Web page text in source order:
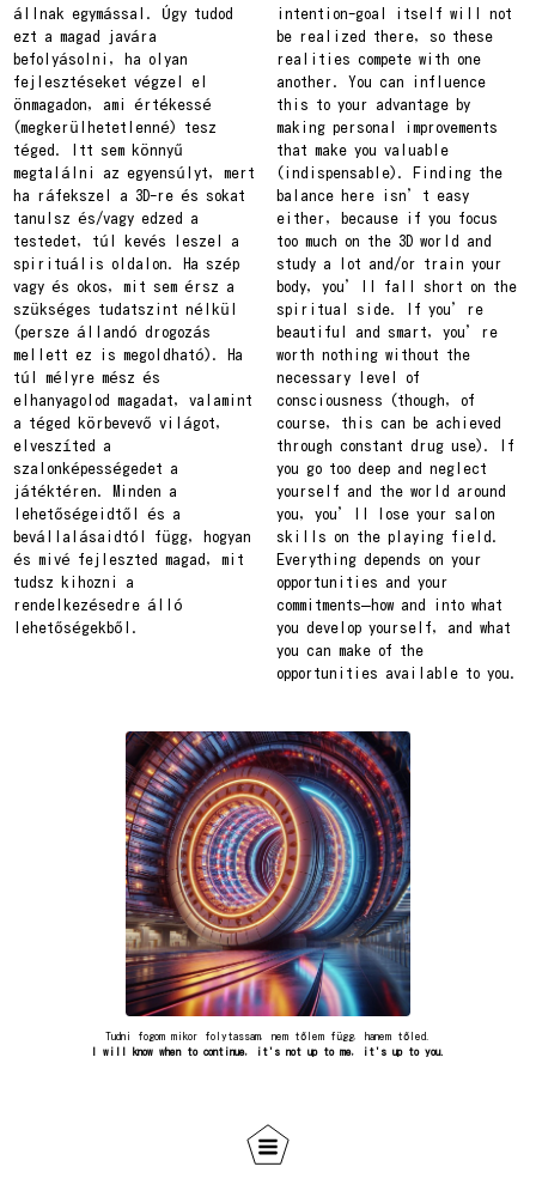
állnak egymással. Úgy tudod
ezt a magad javára
befolyásolni, ha olyan
fejlesztéseket végzel el
önmagadon, ami értékessé
(megkerülhetetlenné) tesz
téged. Itt sem könnyű
megtalálni az egyensúlyt, mert
ha ráfekszel a 3D-re és sokat
tanulsz és/vagy edzed a
testedet, túl kevés leszel a
spirituális oldalon. Ha szép
vagy és okos, mit sem érsz a
szükséges tudatszint nélkül
(persze állandó drogozás
mellett ez is megoldható). Ha
túl mélyre mész és
elhanyagolod magadat, valamint
a téged körbevevő világot,
elveszíted a
szalonképességedet a
játéktéren. Minden a
lehetőségeidtől és a
bevállalásaidtól függ, hogyan
és mivé fejleszted magad, mit
tudsz kihozni a
rendelkezésedre álló
lehetőségekből.
intention-goal itself will not
be realized there, so these
realities compete with one
another. You can influence
this to your advantage by
making personal improvements
that make you valuable
(indispensable). Finding the
balance here isn’t easy
either, because if you focus
too much on the 3D world and
study a lot and/or train your
body, you’ll fall short on the
spiritual side. If you’re
beautiful and smart, you’re
worth nothing without the
necessary level of
consciousness (though, of
course, this can be achieved
through constant drug use). If
you go too deep and neglect
yourself and the world around
you, you’ll lose your salon
skills on the playing field.
Everything depends on your
opportunities and your
commitments—how and into what
you develop yourself, and what
you can make of the
opportunities available to you.
Tudni fogom mikor folytassam, nem tőlem függ, hanem tőled.
I will know when to continue, it's not up to me, it's up to you.